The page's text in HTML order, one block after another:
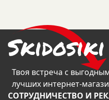
Твоя встреча с
лучших интернет-
CОТРУДНИЧЕСТВО И